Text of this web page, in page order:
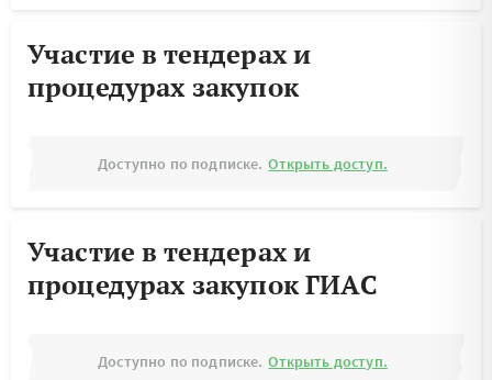
Участие в тендерах и
процедурах закупок
Доступно по подписке. Открыть доступ.
Участие в тендерах и
процедурах закупок ГИАС
Доступно по подписке. Открыть доступ.